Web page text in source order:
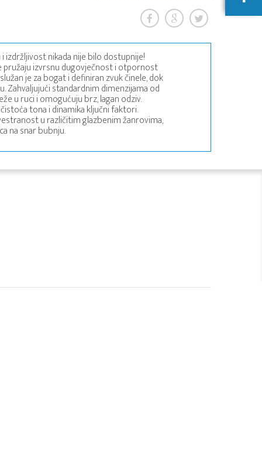
nikada nije bilo dostupnije!
pružaju izvrsnu dugovječnost i otpornost
je za bogat i definiran zvuk činele, dok
Zahvaljujući standardnim dimenzijama od
u ruci i omogućuju brz, lagan odziv.
tona i dinamika ključni faktori.
u različitim glazbenim žanrovima,
na snar bubnju.